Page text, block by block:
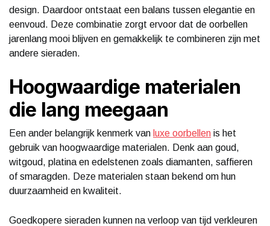
design. Daardoor ontstaat een balans tussen elegantie en
eenvoud. Deze combinatie zorgt ervoor dat de oorbellen
jarenlang mooi blijven en gemakkelijk te combineren zijn met
andere sieraden.
Hoogwaardige materialen
die lang meegaan
Een ander belangrijk kenmerk van luxe oorbellen is het
gebruik van hoogwaardige materialen. Denk aan goud,
witgoud, platina en edelstenen zoals diamanten, saffieren
of smaragden. Deze materialen staan bekend om hun
duurzaamheid en kwaliteit.
Goedkopere sieraden kunnen na verloop van tijd verkleuren